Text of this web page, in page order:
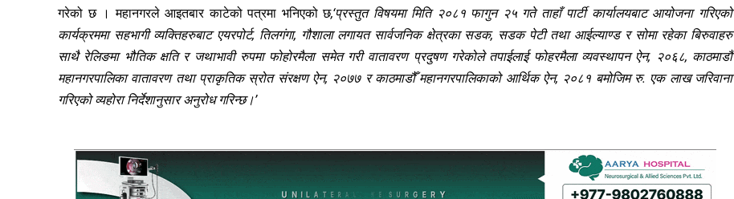
गरेको छ । महानगरले आइतबार काटेको पत्रमा भनिएको छ,‘प्रस्तुत विषयमा मिति २०८१ फागुन २५ गते ताहाँ पार्टी कार्यालयबाट आयोजना गरिएको
कार्यक्रममा सहभागी व्यक्तिहरुबाट एयरपोर्ट, तिलगंगा, गौशाला लगायत सार्वजनिक क्षेत्रका सडक, सडक पेटी तथा आईल्याण्ड र सोमा रहेका बिरुवाहरु
साथै रेलिङमा भौतिक क्षति र जथाभावी रुपमा फोहोरमैला समेत गरी वातावरण प्रदुषण गरेकोले तपाईलाई फोहरमैला व्यवस्थापन ऐन, २०६८, काठमाडौं
महानगरपालिका वातावरण तथा प्राकृतिक स्रोत संरक्षण ऐन, २०७७ र काठमाडौँ महानगरपालिकाको आर्थिक ऐन, २०८१ बमोजिम रु. एक लाख जरिवाना
गरिएको व्यहोरा निर्देशानुसार अनुरोध गरिन्छ।’